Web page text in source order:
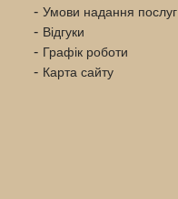
Умови надання послуг
Відгуки
Графік роботи
Карта сайту